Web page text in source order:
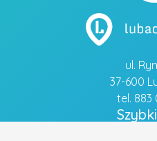
ul.
37-600
tel. 883